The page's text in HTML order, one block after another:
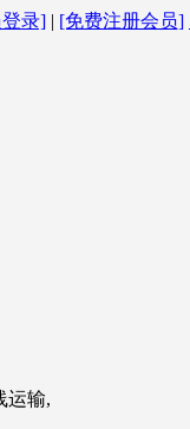
录] | [免费注册会员]
运输,